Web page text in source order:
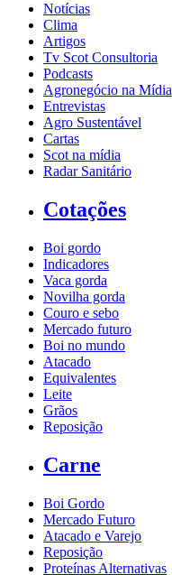
Notícias
Clima
Artigos
Tv Scot Consultoria
Podcasts
Agronegócio na Mídia
Entrevistas
Agro Sustentável
Cartas
Scot na mídia
Radar Sanitário
Cotações
Boi gordo
Indicadores
Vaca gorda
Novilha gorda
Couro e sebo
Mercado futuro
Boi no mundo
Atacado
Equivalentes
Leite
Grãos
Reposição
Carne
Boi Gordo
Mercado Futuro
Atacado e Varejo
Reposição
Proteínas Alternativas